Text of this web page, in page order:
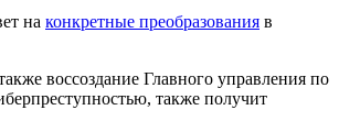
на конкретные преобразования в
воссоздание Главного управления по
также получит